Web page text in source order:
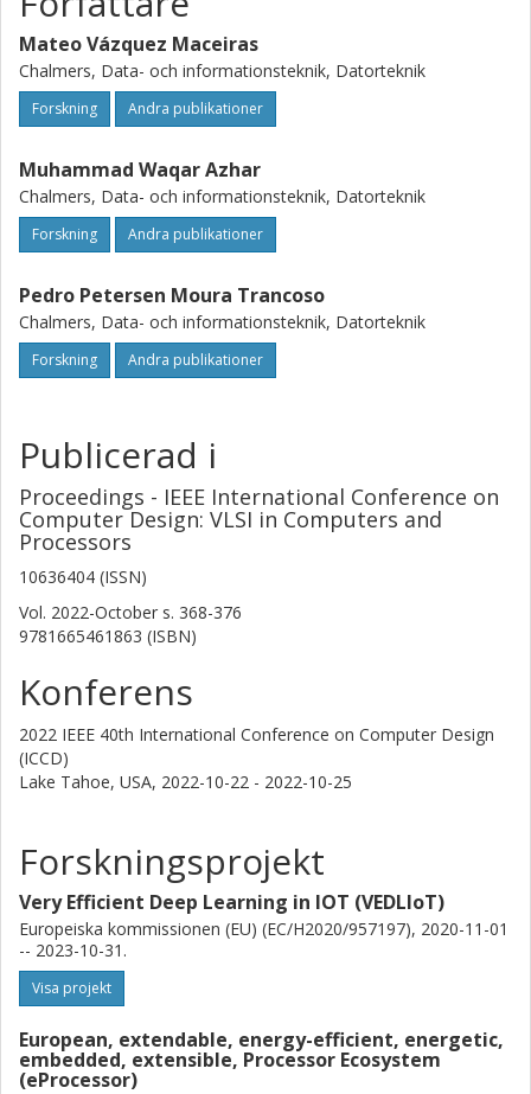
Mateo Vázquez Maceiras
Chalmers, Data- och informationsteknik, Datorteknik
Forskning Andra publikationer
Muhammad Waqar Azhar
Chalmers, Data- och informationsteknik, Datorteknik
Forskning Andra publikationer
Pedro Petersen Moura Trancoso
Chalmers, Data- och informationsteknik, Datorteknik
Forskning Andra publikationer
Publicerad i
Proceedings - IEEE International Conference on
Computer Design: VLSI in Computers and
Processors
10636404 (ISSN)
Vol. 2022-October s. 368-376
9781665461863 (ISBN)
Konferens
2022 IEEE 40th International Conference on Computer Design
(ICCD)
Lake Tahoe, USA, 2022-10-22 - 2022-10-25
Forskningsprojekt
Very Efficient Deep Learning in IOT (VEDLIoT)
Europeiska kommissionen (EU) (EC/H2020/957197), 2020-11-01
-- 2023-10-31.
Visa projekt
European, extendable, energy-efficient, energetic,
embedded, extensible, Processor Ecosystem
(eProcessor)